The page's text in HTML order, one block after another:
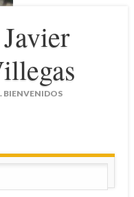
BIENVENIDOS